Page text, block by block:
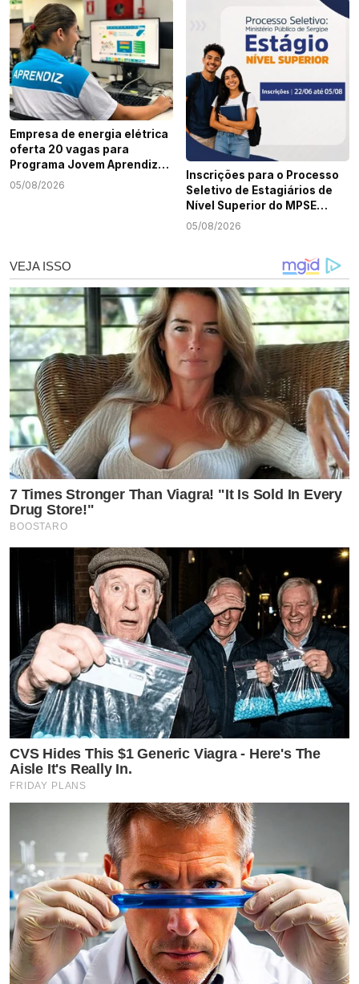
Empresa de energia elétrica
oferta 20 vagas para
Programa Jovem Aprendiz
em Sergipe
05/08/2026
Inscrições para o Processo
Seletivo de Estagiários de
Nível Superior do MPSE
terminam nesta quarta-
05/08/2026